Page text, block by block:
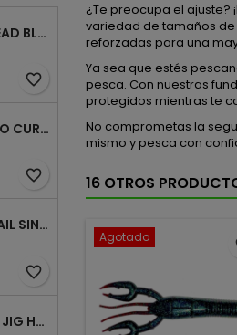
AGR SHAKY HEAD BLACK 4PK
favorite_border
ASARI ANZUELO CURVO CAROLINA WORM
favorite_border
AGR INSERT NAIL SINKER
favorite_border
MUSTAD BALL JIG HEAD KEEPER
¿Te preocupa el
variedad de tamaños
reforzadas para una
Ya sea que estés
pesca. Con nuestras
protegidos mientras te
No comprometas la
mismo y pesca con
16 OTROS
Agotado